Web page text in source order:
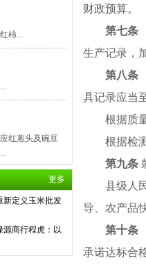
柿...
红葱头及碗豆
更多
新定义玉米批发
源商行程虎：以
财政预算。
第七条
生产记录，
第八条
具记录应当
根据质
根据检
第九条
县级人
导、农产品
第十条
承诺达标合